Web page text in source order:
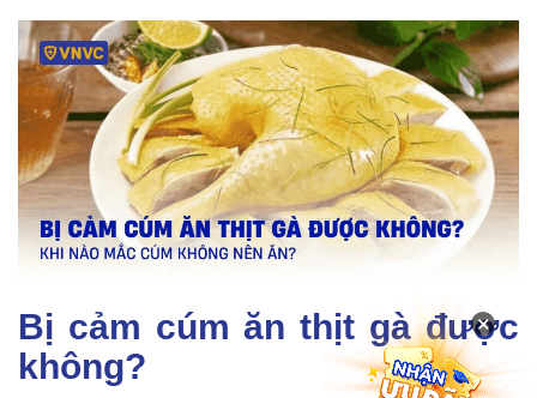
Bị cảm cúm ăn thịt gà được
không?
×